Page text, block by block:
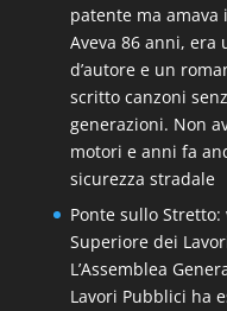
patente ma amava
Aveva 86 anni, era
d’autore e un
scritto canzoni
generazioni. Non
motori e anni fa
sicurezza stradale
Ponte sullo
Superiore dei
L’Assemblea
Lavori Pubblici ha